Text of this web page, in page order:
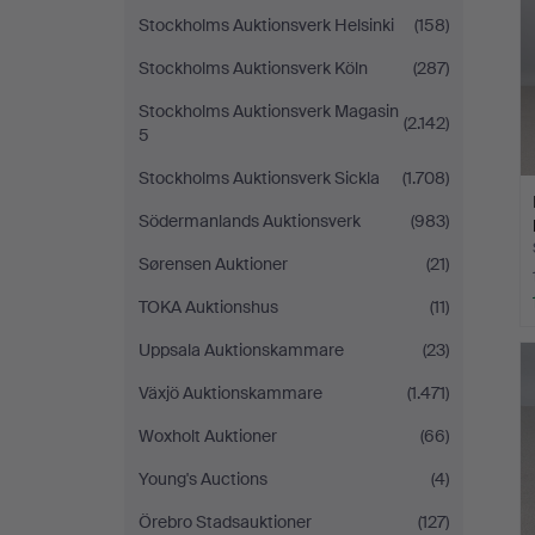
Stockholms Auktionsverk Helsinki
(158)
Stockholms Auktionsverk Köln
(287)
Stockholms Auktionsverk Magasin
5
(2.142)
Stockholms Auktionsverk Sickla
(1.708)
Södermanlands Auktionsverk
(983)
Sørensen Auktioner
(21)
TOKA Auktionshus
(11)
Uppsala Auktionskammare
(23)
Växjö Auktionskammare
(1.471)
Woxholt Auktioner
(66)
Young's Auctions
(4)
Örebro Stadsauktioner
(127)